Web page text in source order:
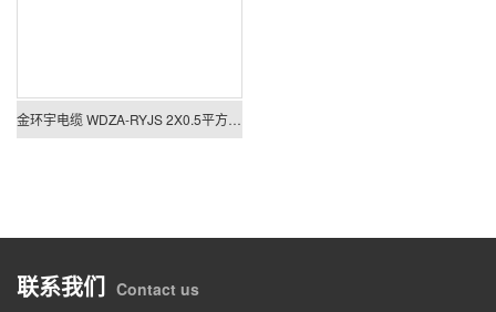
金环宇电缆 WDZA-RYJS 2X0.5平方 深圳低烟无卤a类阻燃双绞线
联系我们 Contact us